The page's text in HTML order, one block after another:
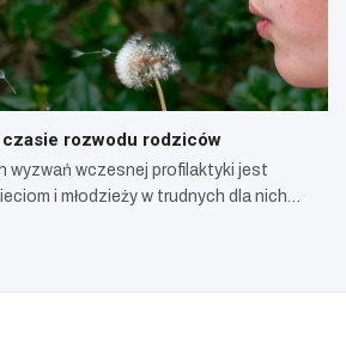
rozwodu rodziców
wyzwań wczesnej profilaktyki jest
i młodzieży w trudnych dla nich…